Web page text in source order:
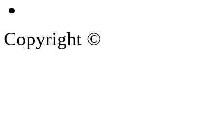
Copyright ©